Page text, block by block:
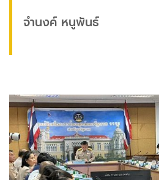
จำนงค์ หนูพันธ์